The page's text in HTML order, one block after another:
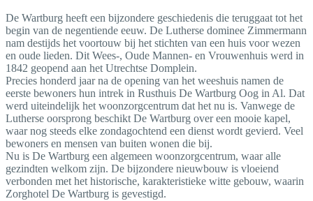
De Wartburg heeft een bijzondere geschiedenis die teruggaat tot het
begin van de negentiende eeuw. De Lutherse dominee Zimmermann
nam destijds het voortouw bij het stichten van een huis voor wezen
en oude lieden. Dit Wees-, Oude Mannen- en Vrouwenhuis werd in
1842 geopend aan het Utrechtse Domplein.
Precies honderd jaar na de opening van het weeshuis namen de
eerste bewoners hun intrek in Rusthuis De Wartburg Oog in Al. Dat
werd uiteindelijk het woonzorgcentrum dat het nu is. Vanwege de
Lutherse oorsprong beschikt De Wartburg over een mooie kapel,
waar nog steeds elke zondagochtend een dienst wordt gevierd. Veel
bewoners en mensen van buiten wonen die bij.
Nu is De Wartburg een algemeen woonzorgcentrum, waar alle
gezindten welkom zijn. De bijzondere nieuwbouw is vloeiend
verbonden met het historische, karakteristieke witte gebouw, waarin
Zorghotel De Wartburg is gevestigd.